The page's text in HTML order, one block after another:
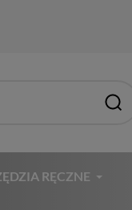
RĘCZNE